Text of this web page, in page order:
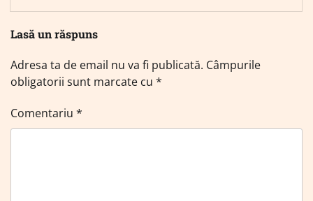
Lasă un răspuns
Adresa ta de email nu va fi publicată. Câmpurile
obligatorii sunt marcate cu *
Comentariu *